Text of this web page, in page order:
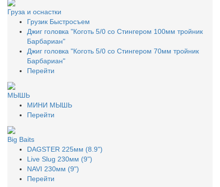
Груза и оснастки
Грузик Быстросъем
Джиг головка "Коготь 5/0 со Стингером 100мм тройник
Барбариан"
Джиг головка "Коготь 5/0 со Стингером 70мм тройник
Барбариан"
Перейти
МЫШЬ
МИНИ МЫШЬ
Перейти
Big Baits
DAGSTER 225мм (8.9")
Live Slug 230мм (9")
NAVI 230мм (9")
Перейти